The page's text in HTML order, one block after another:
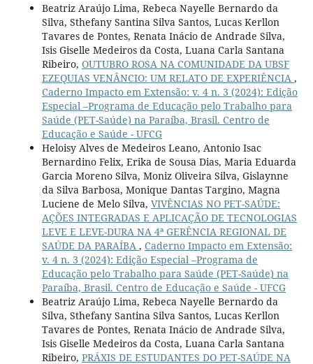
Beatriz Araújo Lima, Rebeca Nayelle Bernardo da
Silva, Sthefany Santina Silva Santos, Lucas Kerllon
Tavares de Pontes, Renata Inácio de Andrade Silva,
Isis Giselle Medeiros da Costa, Luana Carla Santana
Ribeiro, OUTUBRO ROSA NA COMUNIDADE DA UBSF
EZEQUIAS VENÂNCIO: UM RELATO DE EXPERIÊNCIA ,
Caderno Impacto em Extensão: v. 4 n. 3 (2024): Edição
Especial –Programa de Educação pelo Trabalho para
Saúde (PET-Saúde) na Paraíba, Brasil. Centro de
Educação e Saúde - UFCG
Heloisy Alves de Medeiros Leano, Antonio Isac
Bernardino Felix, Erika de Sousa Dias, Maria Eduarda
Garcia Moreno Silva, Moniz Oliveira Silva, Gislaynne
da Silva Barbosa, Monique Dantas Targino, Magna
Luciene de Melo Silva, VIVÊNCIAS NO PET-SAÚDE:
AÇÕES INTEGRADAS E APLICAÇÃO DE TECNOLOGIAS
LEVE E LEVE-DURA NA 4ª GERÊNCIA REGIONAL DE
SAÚDE DA PARAÍBA , Caderno Impacto em Extensão:
v. 4 n. 3 (2024): Edição Especial –Programa de
Educação pelo Trabalho para Saúde (PET-Saúde) na
Paraíba, Brasil. Centro de Educação e Saúde - UFCG
Beatriz Araújo Lima, Rebeca Nayelle Bernardo da
Silva, Sthefany Santina Silva Santos, Lucas Kerllon
Tavares de Pontes, Renata Inácio de Andrade Silva,
Isis Giselle Medeiros da Costa, Luana Carla Santana
Ribeiro, PRÁXIS DE ESTUDANTES DO PET-SAÚDE NA